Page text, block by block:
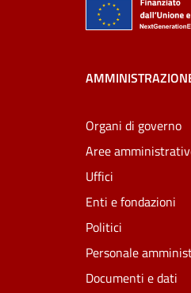
Organi di governo
Aree
Uffici
Enti e fondazioni
Politici
Personale
Documenti e dati